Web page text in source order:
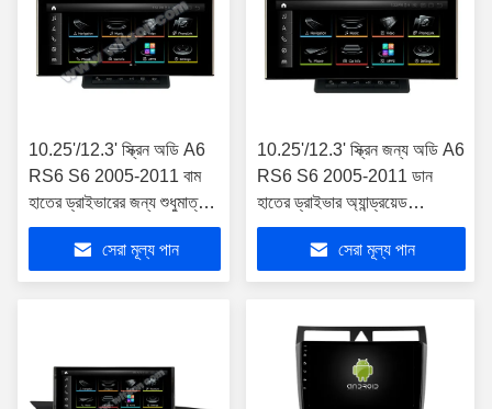
10.25'/12.3' স্ক্রিন অডি A6
RS6 S6 2005-2011 বাম
হাতের ড্রাইভারের জন্য শুধুমাত্র
অ্যান্ড্রয়েড মাল্টিমিডিয়া প্লেয়ার
সেরা মূল্য পান
10.25'/12.3' স্ক্রিন জন্য অডি A6
RS6 S6 2005-2011 ডান
হাতের ড্রাইভার অ্যান্ড্রয়েড
মাল্টিমিডিয়া প্লেয়ার
সেরা মূল্য পান